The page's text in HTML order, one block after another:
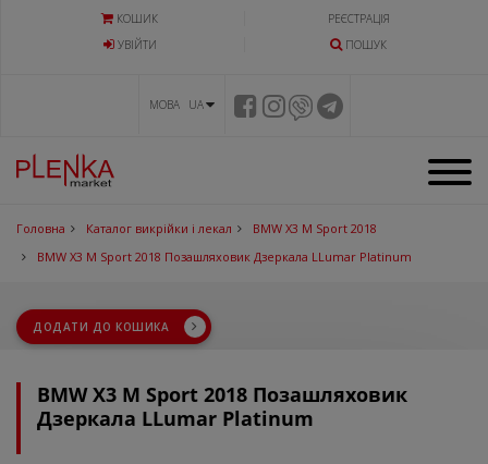
КОШИК
РЕЄСТРАЦІЯ
УВIЙТИ
ПОШУК
МОВА UA
Головна Каталог викрійки і лекал
BMW X3 M Sport 2018
BMW X3 M Sport 2018 Позашляховик Дзеркала LLumar Platinum
ДОДАТИ ДО КОШИКА
BMW X3 M Sport 2018 Позашляховик
Дзеркала LLumar Platinum